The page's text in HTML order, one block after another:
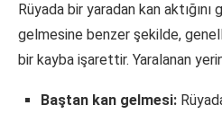
Rüyada bir yaradan kan
gelmesine benzer şekilde,
bir kayba işarettir. Yaralanan
Baştan kan gelmesi: